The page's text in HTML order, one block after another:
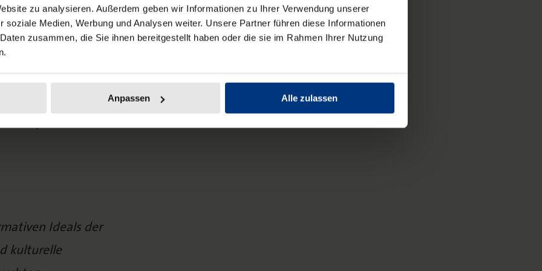
zu analysieren. Außerdem geben wir Informationen zu Ihrer Verwendung unserer
soziale Medien, Werbung und Analysen weiter. Unsere Partner führen diese Informationen
zusammen, die Sie ihnen bereitgestellt haben oder die sie im Rahmen Ihrer Nutzung
Anpassen Alle zulassen
der Überschuldung nicht
betroffene Menschen brauchen
die in solchen ausweglosen
Ratsuchenden erarbeiten. Dies
oder Sozialwirtschaft studieren
zu begeistern, ist eine Vision
wollen wir ermöglichen,
Disziplinen zu nutzen und als
Ideals der
kulturelle